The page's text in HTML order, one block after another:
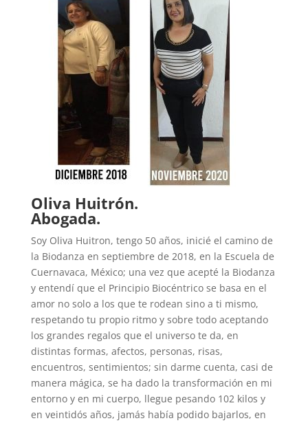
Oliva Huitrón.
Abogada.
Soy Oliva Huitron, tengo 50 años, inicié el camino de
la Biodanza en septiembre de 2018, en la Escuela de
Cuernavaca, México; una vez que acepté la Biodanza
y entendí que el Principio Biocéntrico se basa en el
amor no solo a los que te rodean sino a ti mismo,
respetando tu propio ritmo y sobre todo aceptando
los grandes regalos que el universo te da, en
distintas formas, afectos, personas, risas,
encuentros, sentimientos; sin darme cuenta, casi de
manera mágica, se ha dado la transformación en mi
entorno y en mi cuerpo, llegue pesando 102 kilos y
en veintidós años, jamás había podido bajarlos, en